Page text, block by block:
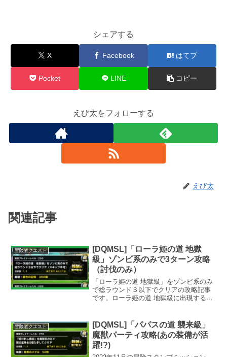
シェアする
X Facebook はてブ
Pocket LINE コピー
えび太をフォローする
えび太
関連記事
冒険者クエスト
[DQMSL]「ローラ姫の道 地獄
級」ゾンビ系のみで3ターン攻略
（討伐のみ）
「ローラ姫の道 地獄級」をゾンビ系のみ
で総ラウンド３以下でクリアの攻略記事
です。ローラ姫の道 地獄級に出現するド
めるが簡単ですが、レアカロンの苛烈な
暴風のバギ系で攻略してやろうと思った
のが沼の始まりでした・・・
冒険者クエスト
[DQMSL]「パパスの道 襲来級」
魔獣パーティ攻略(あの装備が活
躍!?)